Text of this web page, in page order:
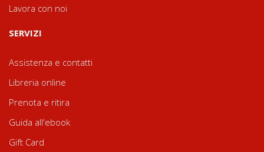
Lavora con noi
SERVIZI
Assistenza e contatti
Libreria online
Prenota e ritira
Guida all'ebook
Gift Card